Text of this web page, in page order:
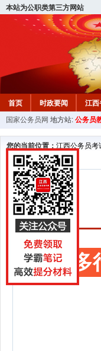
本站为公职类第三方网站
首页 时政要闻 江西
教材中心
国家公务员网 地方站: 公务员
您的当前位置： 江西公务员考
更多